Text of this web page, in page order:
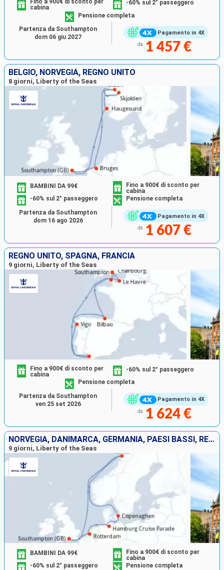
Pagamento in 4X
Fino a 900€ di sconto per
cabina
-60% sul 2° passeggero
Pensione completa
da 1 457 €
Partenza da Southampton
dom 06 giu 2027
BELGIO, NORVEGIA, REGNO UNITO
8 giorni, Liberty of the Seas
Pagamento in 4X
BAMBINI DA 99€
Fino a 900€ di sconto per
cabina
-60% sul 2° passeggero
Pensione completa
da 1 607 €
Partenza da Southampton
dom 16 ago 2026
REGNO UNITO, SPAGNA, FRANCIA
9 giorni, Liberty of the Seas
Pagamento in 4X
Fino a 900€ di sconto per
cabina
-60% sul 2° passeggero
Pensione completa
da 1 624 €
Partenza da Southampton
ven 25 set 2026
NORVEGIA, DANIMARCA, GERMANIA, PAESI BASSI, REGNO UNITO
9 giorni, Liberty of the Seas
BAMBINI DA 99€
Fino a 900€ di sconto per
cabina
-60% sul 2° passeggero
Pensione completa